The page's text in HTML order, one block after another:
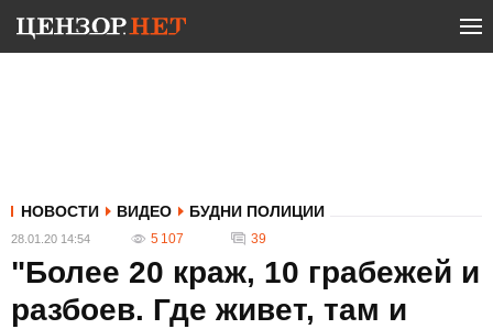
НОВОСТИ ВИДЕО БУДНИ ПОЛИЦИИ
28.01.20 14:54 5 107 39
"Более 20 краж, 10 грабежей и
разбоев. Где живет, там и